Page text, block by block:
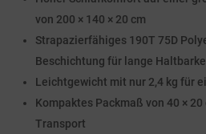
von 200 × 140 × 20 cm
Strapazierfähiges 190T 75D
Beschichtung für lange
Leichtgewicht mit nur 2,4 kg für
Kompaktes Packmaß von 40 ×
Transport